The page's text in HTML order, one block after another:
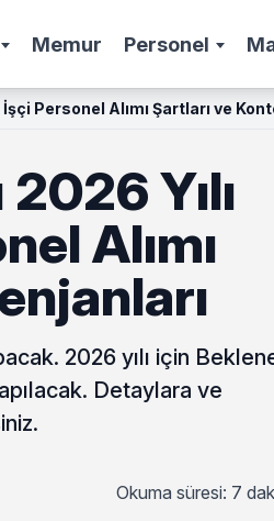
Memur Personel
İşçi Personel Alımı Şartları ve
2026 Yılı
Alımı
2026 yılı için
Detaylara ve
Okuma süresi: 7